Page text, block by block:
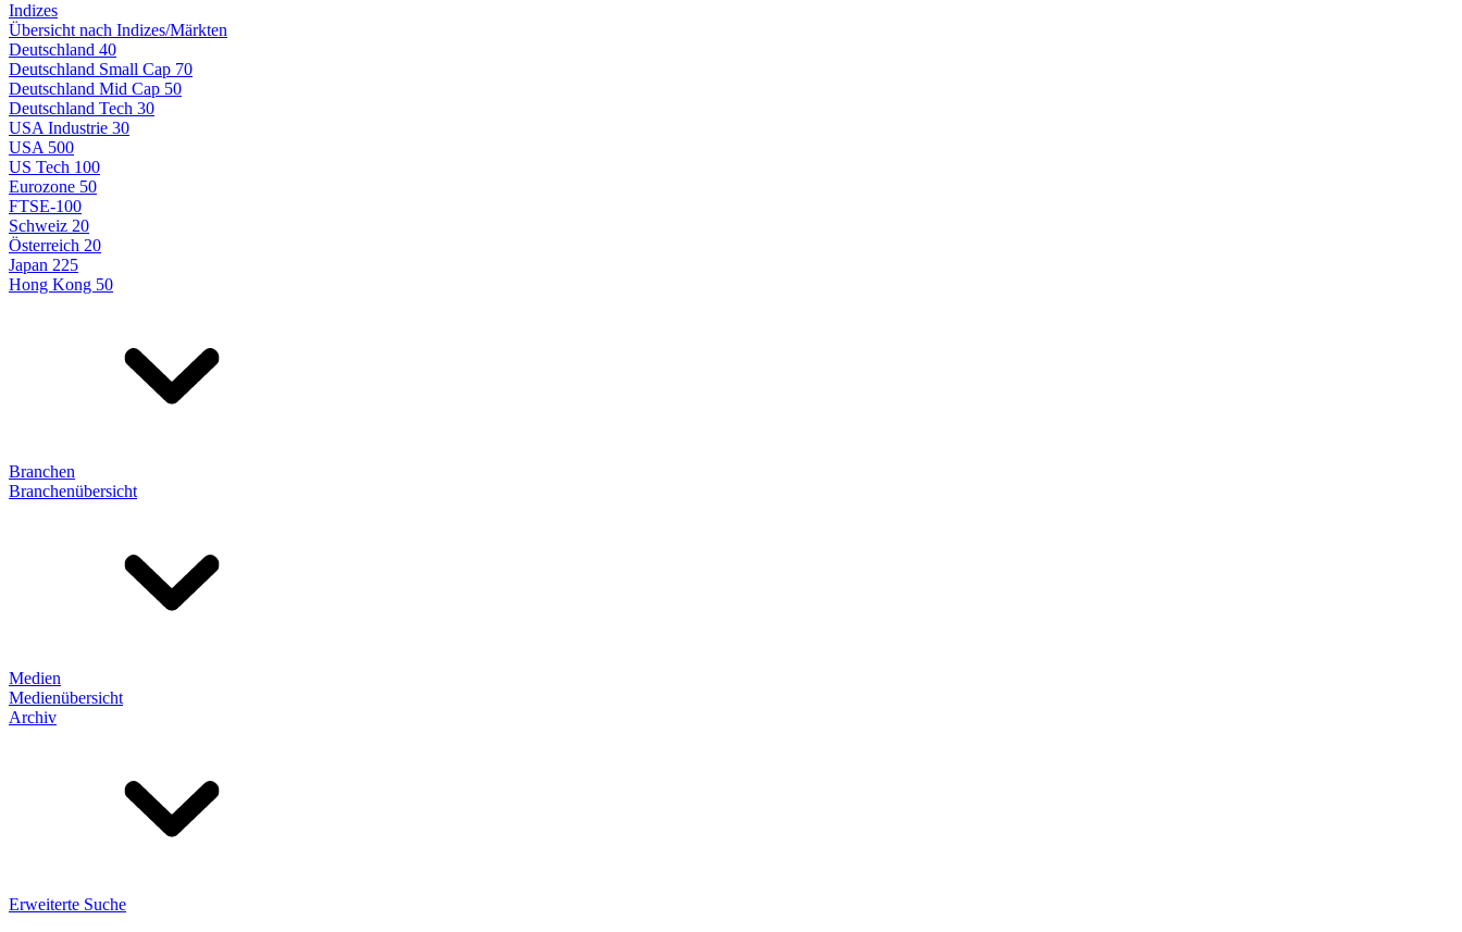
Indizes
Übersicht nach Indizes/Märkten
Deutschland 40
Deutschland Small Cap 70
Deutschland Mid Cap 50
Deutschland Tech 30
USA Industrie 30
USA 500
US Tech 100
Eurozone 50
FTSE-100
Schweiz 20
Österreich 20
Japan 225
Hong Kong 50
Branchen
Branchenübersicht
Medien
Medienübersicht
Archiv
Erweiterte Suche